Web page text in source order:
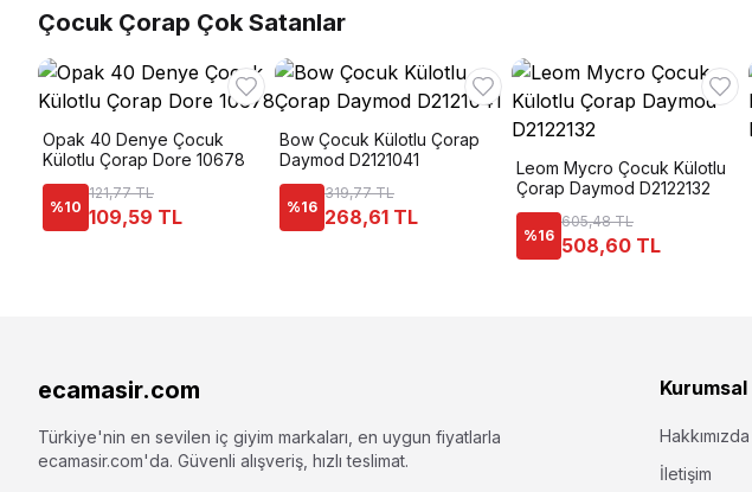
Çocuk Çorap Çok Satanlar
Opak 40 Denye Çocuk
Külotlu Çorap Dore 10678
%10
121,77 TL
109,59 TL
Bow Çocuk Külotlu Çorap
Daymod D2121041
%16
319,77 TL
268,61 TL
Leom Mycro Çocuk Külotlu
Çorap Daymod D2122132
%16
605,48 TL
508,60 TL
ecamasir.com
Türkiye'nin en sevilen iç giyim markaları, en uygun fiyatlarla
ecamasir.com'da. Güvenli alışveriş, hızlı teslimat.
Kurumsal
Hakkımızda
İletişim